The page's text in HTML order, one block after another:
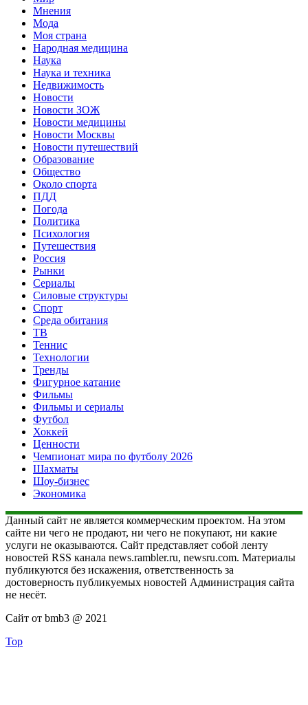
Мнения
Мода
Моя страна
Народная медицина
Наука
Наука и техника
Недвижимость
Новости
Новости ЗОЖ
Новости медицины
Новости Москвы
Новости путешествий
Образование
Общество
Около спорта
ПДД
Погода
Политика
Психология
Путешествия
Россия
Рынки
Сериалы
Силовые структуры
Спорт
Среда обитания
ТВ
Теннис
Технологии
Тренды
Фигурное катание
Фильмы
Фильмы и сериалы
Футбол
Хоккей
Ценности
Чемпионат мира по футболу 2026
Шахматы
Шоу-бизнес
Экономика
Данный сайт не является коммерческим проектом. На этом
сайте ни чего не продают, ни чего не покупают, ни какие
услуги не оказываются. Сайт представляет собой ленту
новостей RSS канала news.rambler.ru, newsru.com. Материалы
публикуются без искажения, ответственность за
достоверность публикуемых новостей Администрация сайта
не несёт.
Сайт от bmb3 @ 2021
Top